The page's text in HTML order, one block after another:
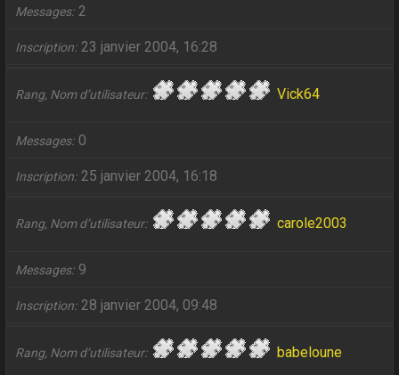
Messages 2
Inscription 23 janvier 2004, 16:28
Rang, Nom d’utilisateur Vick64
Messages 0
Inscription 25 janvier 2004, 16:18
Rang, Nom d’utilisateur carole2003
Messages 9
Inscription 28 janvier 2004, 09:48
Rang, Nom d’utilisateur babeloune